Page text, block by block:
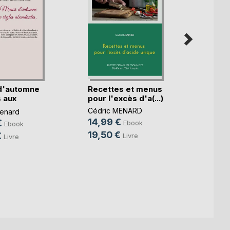
aux
Ebook
Livre
Recettes et menus
pour l'excès d'a(...)
Cédric MENARD
14,99 € Ebook
19,50 € Livre